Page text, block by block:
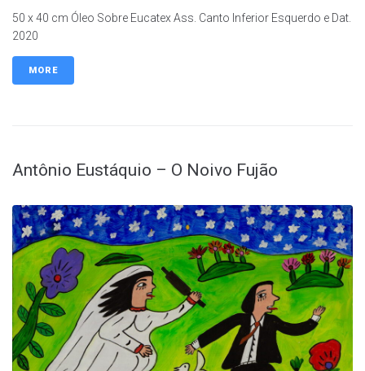
50 x 40 cm Óleo Sobre Eucatex Ass. Canto Inferior Esquerdo e Dat.
2020
MORE
Antônio Eustáquio – O Noivo Fujão